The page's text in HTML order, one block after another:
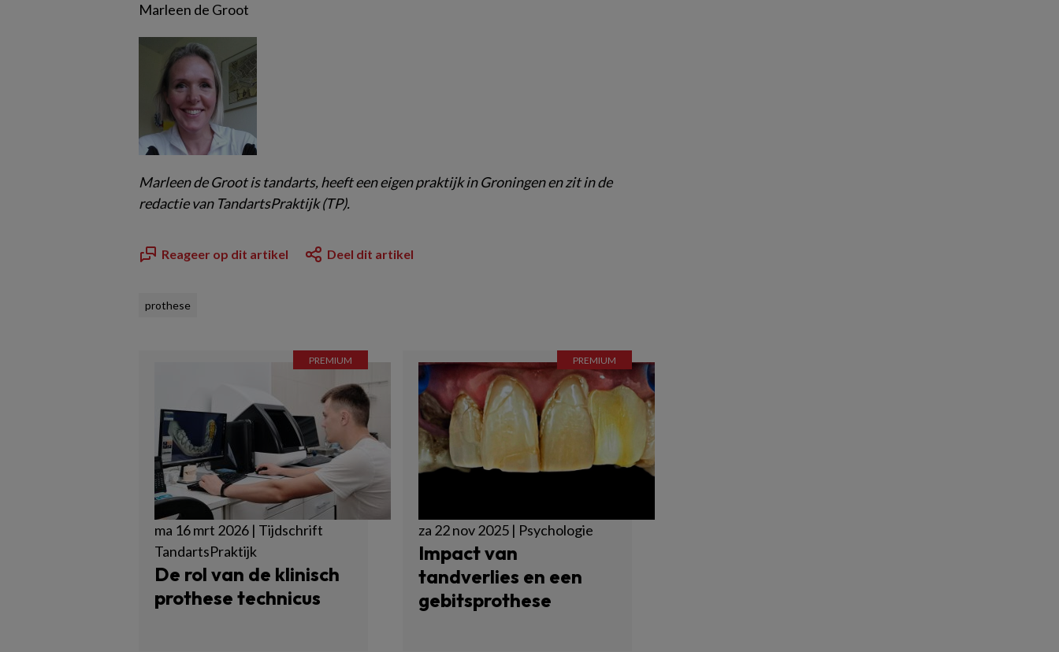
Marleen de Groot
Marleen de Groot is tandarts, heeft een eigen praktijk in Groningen en zit in de
redactie van TandartsPraktijk (TP).
Reageer op dit artikel Deel dit artikel
prothese
ma 16 mrt 2026 | Tijdschrift
TandartsPraktijk
De rol van de klinisch
prothese technicus
za 22 nov 2025 | Psychologie
Impact van
tandverlies en een
gebitsprothese